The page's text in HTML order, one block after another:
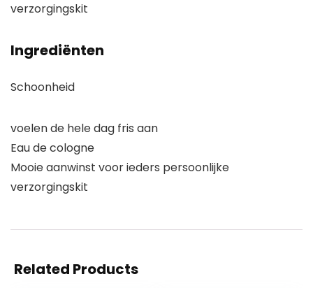
verzorgingskit
Ingrediënten
Schoonheid
voelen de hele dag fris aan
Eau de cologne
Mooie aanwinst voor ieders persoonlijke
verzorgingskit
Related Products